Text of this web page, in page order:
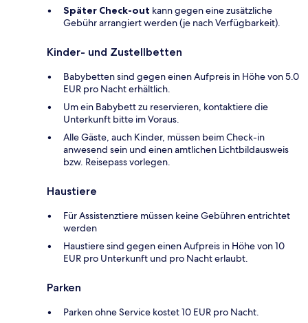
Später Check-out kann gegen eine zusätzliche
Gebühr arrangiert werden (je nach Verfügbarkeit).
Kinder- und Zustellbetten
Babybetten sind gegen einen Aufpreis in Höhe von 5.0
EUR pro Nacht erhältlich.
Um ein Babybett zu reservieren, kontaktiere die
Unterkunft bitte im Voraus.
Alle Gäste, auch Kinder, müssen beim Check-in
anwesend sein und einen amtlichen Lichtbildausweis
bzw. Reisepass vorlegen.
Haustiere
Für Assistenztiere müssen keine Gebühren entrichtet
werden
Haustiere sind gegen einen Aufpreis in Höhe von 10
EUR pro Unterkunft und pro Nacht erlaubt.
Parken
Parken ohne Service kostet 10 EUR pro Nacht.